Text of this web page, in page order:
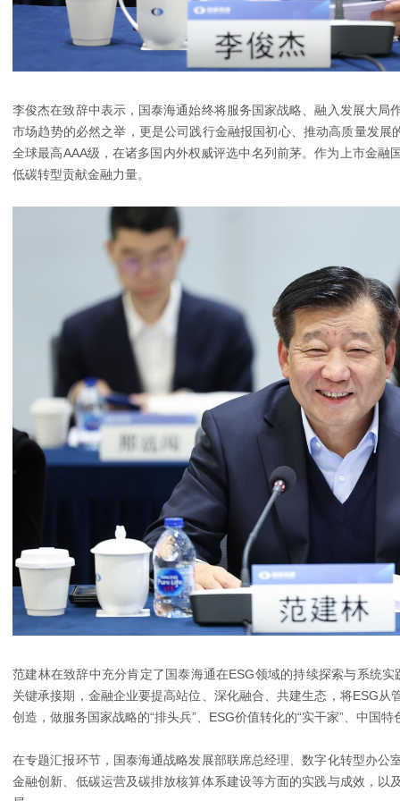
李俊杰在致辞中表示，国泰海通始终将服务国家战略、融入发展大局
市场趋势的必然之举，更是公司践行金融报国初心、推动高质量发
全球最高AAA级，在诸多国内外权威评选中名列前茅。作为上市金融
低碳转型贡献金融力量。
范建林在致辞中充分肯定了国泰海通在ESG领域的持续探索与系统实
关键承接期，金融企业要提高站位、深化融合、共建生态，将ESG
创造，做服务国家战略的“排头兵”、ESG价值转化的“实干家”、中国特
在专题汇报环节，国泰海通战略发展部联席总经理、数字化转型办公
金融创新、低碳运营及碳排放核算体系建设等方面的实践与成效，以